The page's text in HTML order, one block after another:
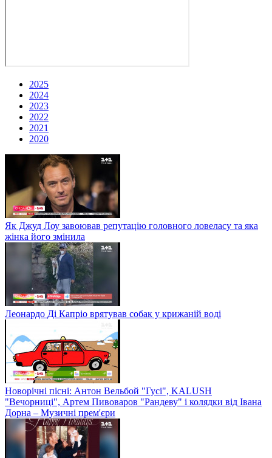
2025
2024
2023
2022
2021
2020
Як Джуд Лоу завоював репутацію головного ловеласу та яка
жінка його змінила
Леонардо Ді Капріо врятував собак у крижаній воді
Новорічні пісні: Антон Вельбой "Гусі", KALUSH
"Вечорниці", Артем Пивоваров "Рандеву" і колядки від Івана
Дорна – Музичні прем'єри